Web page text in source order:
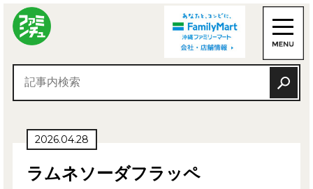
2026.04.28
ラムネソーダフラッペ